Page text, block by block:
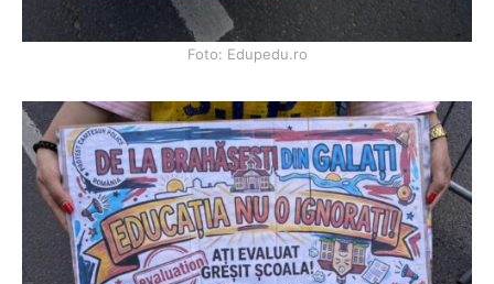
Foto: Edupedu.ro